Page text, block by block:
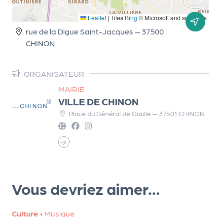
Leaflet | Tiles Bing © Microsoft and suppliers
rue de la Digue Saint-Jacques — 37500
CHINON
ORGANISATEUR
MAIRIE
VILLE DE CHINON
Place du Général de Gaulle — 37501 CHINON
Vous devriez aimer...
Culture • Musique
o
m
m
n
u
e
tt